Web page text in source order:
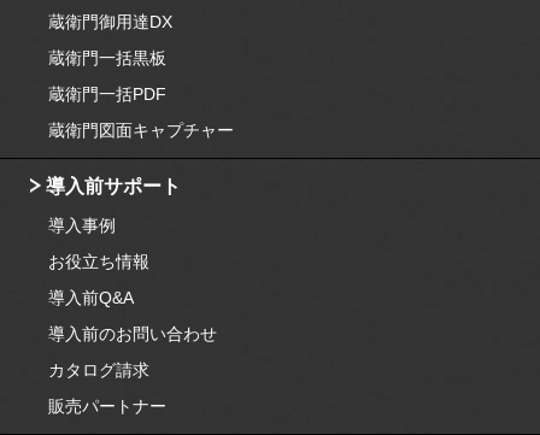
蔵衛門御用達DX
蔵衛門一括黒板
蔵衛門一括PDF
蔵衛門図面キャプチャー
導入前サポート
導入事例
お役立ち情報
導入前Q&A
導入前のお問い合わせ
カタログ請求
販売パートナー